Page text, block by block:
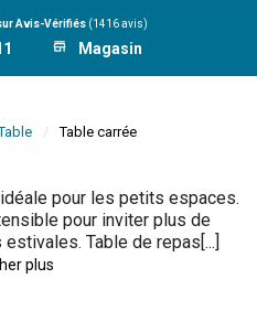
Avis-Vérifiés (1416 avis)
Magasin
Table carrée
pour les petits espaces.
pour inviter plus de
Table de repas[...]
plus